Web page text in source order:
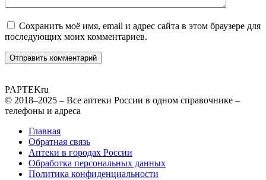
Сохранить моё имя, email и адрес сайта в этом браузере для
последующих моих комментариев.
PAPTEKru
© 2018–2025 – Все аптеки России в одном справочнике –
телефоны и адреса
Главная
Обратная связь
Аптеки в городах России
Обработка персональных данных
Политика конфиденциальности